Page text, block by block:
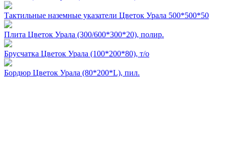
Тактильные наземные указатели Цветок Урала 500*500*50
Плита Цветок Урала (300/600*300*20), полир.
Брусчатка Цветок Урала (100*200*80), т/о
Бордюр Цветок Урала (80*200*L), пил.